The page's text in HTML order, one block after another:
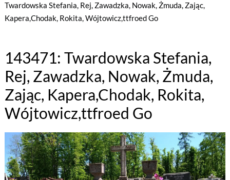
Twardowska Stefania, Rej, Zawadzka, Nowak, Żmuda, Zając,
Kapera,Chodak, Rokita, Wójtowicz,ttfroed Go
143471: Twardowska Stefania,
Rej, Zawadzka, Nowak, Żmuda,
Zając, Kapera,Chodak, Rokita,
Wójtowicz,ttfroed Go